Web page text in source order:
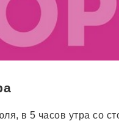
в 5 часов утра со